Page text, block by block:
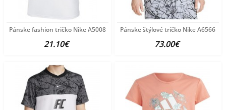
Pánske fashion tričko Nike A5008
21.10€
Pánske štýlové tričko Nike A6566
73.00€